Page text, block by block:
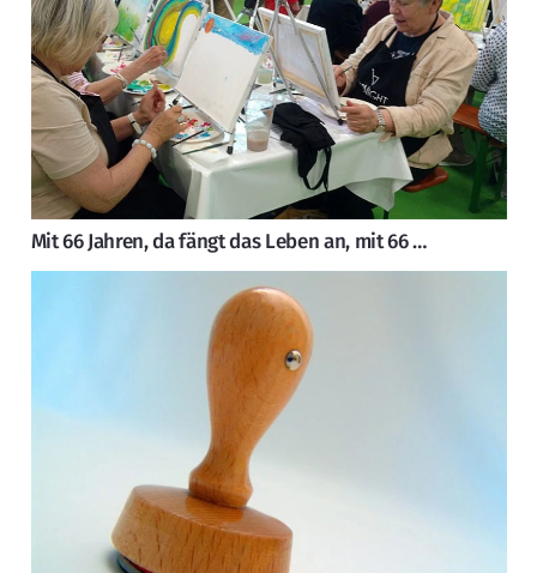
Mit 66 Jahren, da fängt das Leben an, mit 66 …